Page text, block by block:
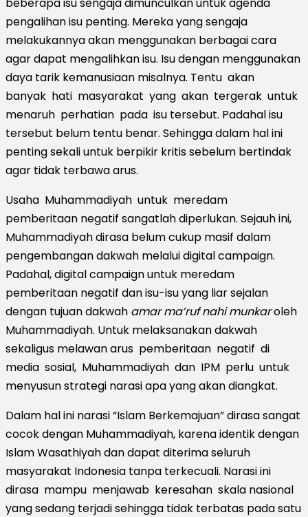
pengalihan isu penting. Mereka yang sengaja
melakukannya akan menggunakan berbagai cara
agar dapat mengalihkan isu. Isu dengan menggunakan
daya tarik kemanusiaan misalnya. Tentu akan
banyak hati masyarakat yang akan tergerak untuk
menaruh perhatian pada isu tersebut. Padahal isu
tersebut belum tentu benar. Sehingga dalam hal ini
penting sekali untuk berpikir kritis sebelum bertindak
agar tidak terbawa arus.
Usaha Muhammadiyah untuk meredam
pemberitaan negatif sangatlah diperlukan. Sejauh ini,
Muhammadiyah dirasa belum cukup masif dalam
pengembangan dakwah melalui digital campaign.
Padahal, digital campaign untuk meredam
pemberitaan negatif dan isu-isu yang liar sejalan
dengan tujuan dakwah amar ma’ruf nahi munkaroleh
Muhammadiyah. Untuk melaksanakan dakwah
sekaligus melawan arus pemberitaan negatif di
media sosial, Muhammadiyah dan IPM perlu untuk
menyusun strategi narasi apa yang akan diangkat.
Dalam hal ini narasi “Islam Berkemajuan” dirasa sangat
cocok dengan Muhammadiyah, karena identik dengan
Islam Wasathiyah dan dapat diterima seluruh
masyarakat Indonesia tanpa terkecuali. Narasi ini
dirasa mampu menjawab keresahan skala nasional
yang sedang terjadi sehingga tidak terbatas pada satu